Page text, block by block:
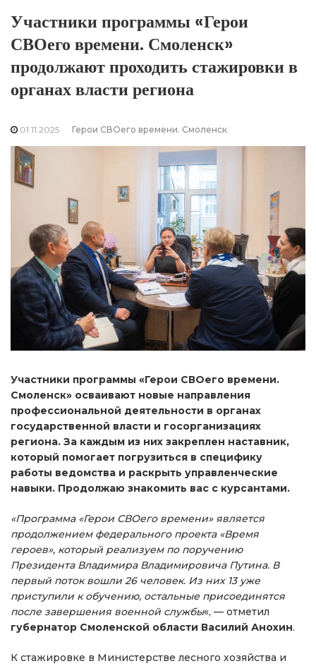
Участники программы «Герои
СВОего времени. Смоленск»
продолжают проходить стажировки в
органах власти региона
01.11.2025 Герои СВОего времени. Смоленск
Участники программы «Герои СВОего времени.
Смоленск» осваивают новые направления
профессиональной деятельности в органах
государственной власти и госорганизациях
региона. За каждым из них закреплен наставник,
который помогает погрузиться в специфику
работы ведомства и раскрыть управленческие
навыки. Продолжаю знакомить вас с курсантами.
«Программа «Герои СВОего времени» является
продолжением федерального проекта «Время
героев», который реализуем по поручению
Президента Владимира Владимировича Путина. В
первый поток вошли 26 человек. Из них 13 уже
приступили к обучению, остальные присоединятся
после завершения военной службы«, — отметил
губернатор Смоленской области Василий Анохин.
К стажировке в Министерстве лесного хозяйства и